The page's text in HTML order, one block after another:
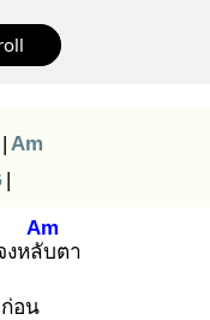
| Am
|
งหลับ
Am
ตา
อน